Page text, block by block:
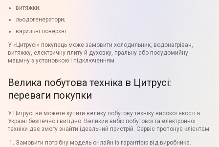
витяжки;
льодогенератори;
варильні поверхні.
У «Цитрусі» покупець може замовити холодильник, водонагрівач,
витяжку, електричну плиту й духовку, пральну або посудомийну
машину з установкою і підключенням.
Велика побутова техніка в Цитрусі:
переваги покупки
У Цитрусі ви можете купити велику побутову техніку високої якості в
Україні безпечно і вигідно. Великий вибір побутової та електронної
техніки дає змогу знайти ідеальний пристрій. Сервіс пропонує клієнтам:
Замовити потрібну модель онлайн із гарантією від виробника.